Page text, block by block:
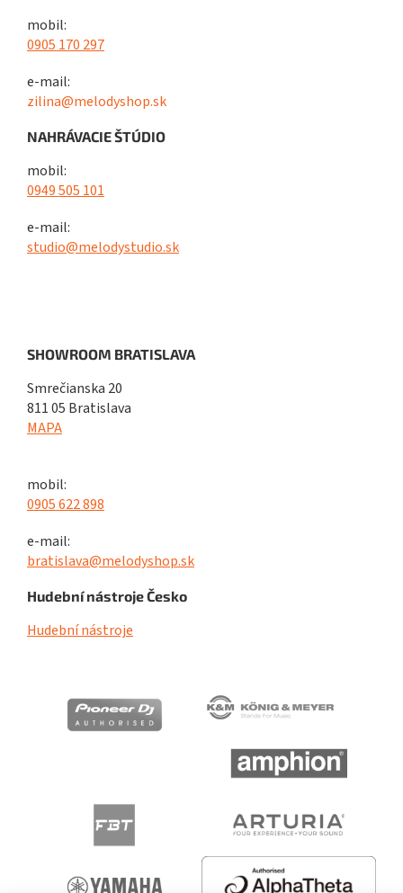
mobil:
0905 170 297
e-mail:
zilina@melodyshop.sk
NAHRÁVACIE ŠTÚDIO
mobil:
0949 505 101
e-mail:
studio@melodystudio.sk
SHOWROOM BRATISLAVA
Smrečianska 20
811 05 Bratislava
MAPA
mobil:
0905 622 898
e-mail:
bratislava@melodyshop.sk
Hudební nástroje Česko
Hudební nástroje